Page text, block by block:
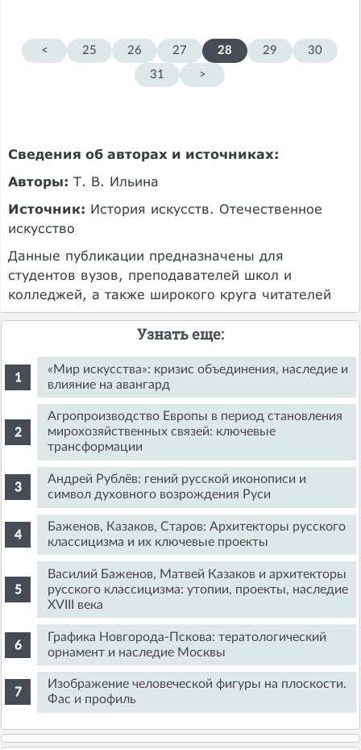
< 25 26 27 28 29
30
31
>
Сведения об авторах и источниках:
Авторы: Т. В. Ильина
Источник: История искусств. Отечественное
искусство
Данные публикации предназначены для
студентов вузов, преподавателей школ и
колледжей, а также широкого круга читателей
Узнать еще:
«Мир искусства»: кризис объединения, наследие и
влияние на авангард
Агропроизводство Европы в период становления
мирохозяйственных связей: ключевые
трансформации
Андрей Рублёв: гений русской иконописи и
символ духовного возрождения Руси
Баженов, Казаков, Старов: Архитекторы русского
классицизма и их ключевые проекты
Василий Баженов, Матвей Казаков и архитекторы
русского классицизма: утопии, проекты, наследие
XVIII века
Графика Новгорода-Пскова: тератологический
орнамент и наследие Москвы
Изображение человеческой фигуры на плоскости.
Фас и профиль